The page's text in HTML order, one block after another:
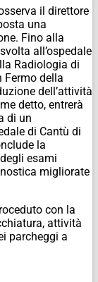
il direttore
una
Fino alla
all’ospedale
Radiologia di
Fermo della
dell’attività
detto, entrerà
di un
di Cantù di
la
esami
migliorate
con la
attività
parcheggi a